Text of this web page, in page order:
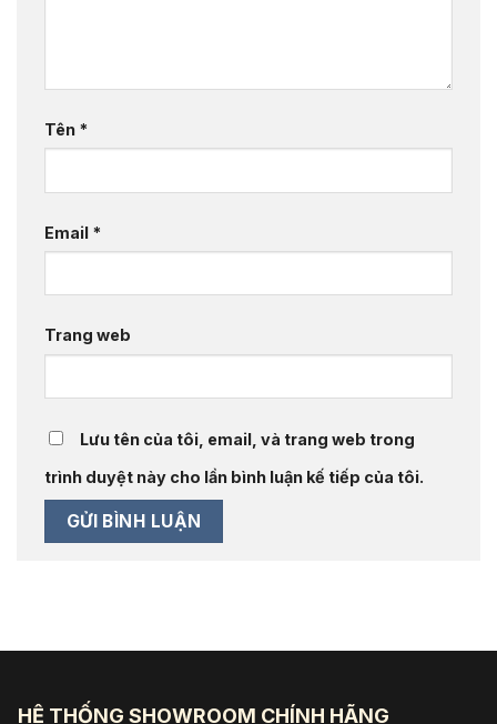
Tên *
Email *
Trang web
Lưu tên của tôi, email, và trang web trong
trình duyệt này cho lần bình luận kế tiếp của tôi.
HỆ THỐNG SHOWROOM CHÍNH HÃNG